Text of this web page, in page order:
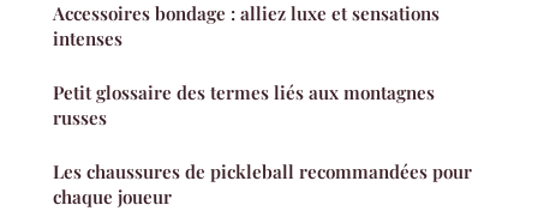
Accessoires bondage : alliez luxe et sensations
intenses
Petit glossaire des termes liés aux montagnes
russes
Les chaussures de pickleball recommandées pour
chaque joueur